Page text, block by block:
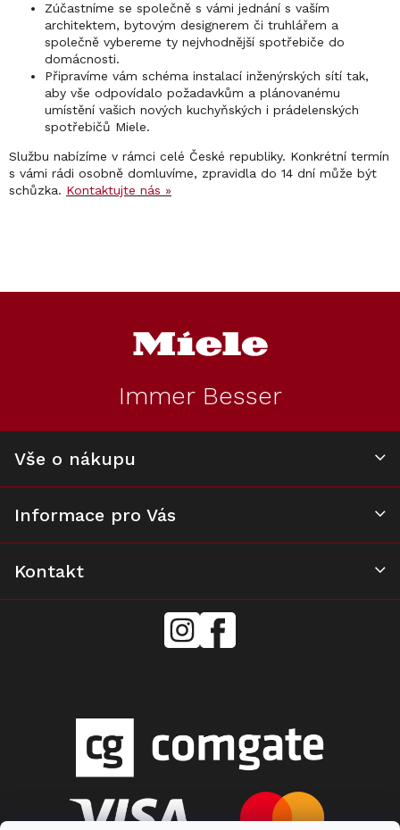
Zúčastníme se společně s vámi jednání s vaším
architektem, bytovým designerem či truhlářem a
společně vybereme ty nejvhodnější spotřebiče do
domácnosti.
Připravíme vám schéma instalací inženýrských sítí tak,
aby vše odpovídalo požadavkům a plánovanému
umístění vašich nových kuchyňských i prádelenských
spotřebičů Miele.
Službu nabízíme v rámci celé České republiky. Konkrétní termín
s vámi rádi osobně domluvíme, zpravidla do 14 dní může být
schůzka. Kontaktujte nás »
Immer Besser
Vše o nákupu
Informace pro Vás
Kontakt
mielecentervlasek
Miele
Center